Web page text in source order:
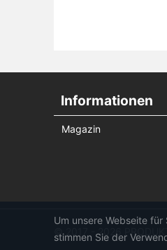
Informationen
Magazin
© 2017 - 2026
Um unsere Webseite
stimmen Sie der